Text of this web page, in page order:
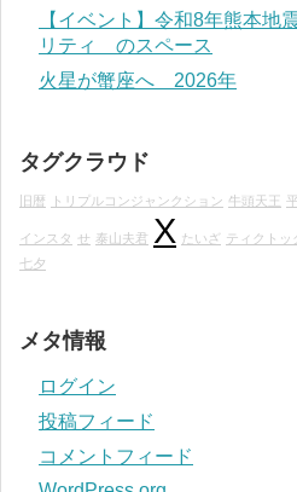
【イベント】令和8年熊本
リティ のスペース
火星が蟹座へ 2026年
タグクラウド
旧暦 トリプルコンジャンクション 牛頭天王
インスタ せ 泰山夫君 X たいざ ティクトッ
七夕
メタ情報
ログイン
投稿フィード
コメントフィード